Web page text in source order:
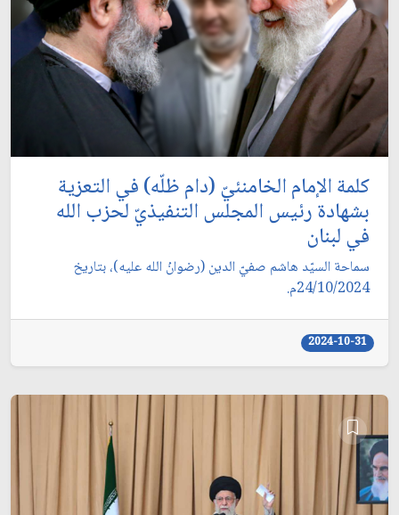
كلمة الإمام الخامنئيّ (دام ظلّه) في التعزية
بشهادة رئيس المجلس التنفيذيّ لحزب الله
في لبنان
سماحة السيّد هاشم صفيّ الدين (رضوانُ الله عليه)، بتاريخ
24/10/2024م.
2024-10-31